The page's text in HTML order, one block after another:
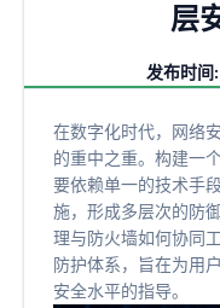
层
发布时
在数字化时代，网络
的重中之重。构建一
要依赖单一的技术手
施，形成多层次的防
理与防火墙如何协同
防护体系，旨在为用
安全水平的指导。